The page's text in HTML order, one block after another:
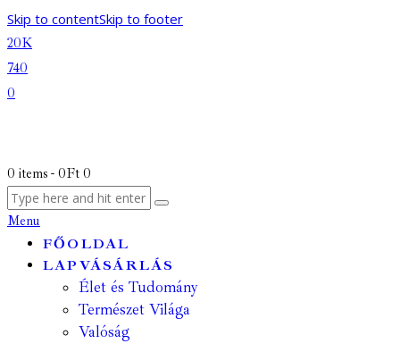
Skip to contentSkip to footer
20K
740
0
0 items - 0Ft 0
Menu
FŐOLDAL
LAPVÁSÁRLÁS
Élet és Tudomány
Természet Világa
Valóság